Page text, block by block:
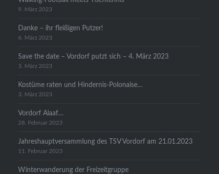
9. März 2023
Danke – ihr fleißigen Putzer!
6. März 2023
Save the date – Vordorf putzt sich – 4. März 2023
3. März 2023
Kostüme raten und Hindernis-Polonaise…
3. März 2023
Vordorf Alaaf…
28. Februar 2023
Jahreshauptversammlung des TSV Vordorf am 21.01.2023
11. Februar 2023
Winterwanderung der Freizeitgruppe